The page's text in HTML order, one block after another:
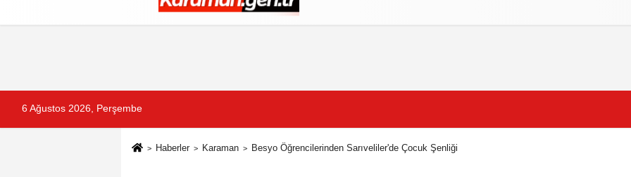
Künye İletişim Çerez Politikası
6 Ağustos 2026, Perşembe
Haberler Karaman Besyo Öğrencilerinden Sarıveliler'de Çocuk Şenliği